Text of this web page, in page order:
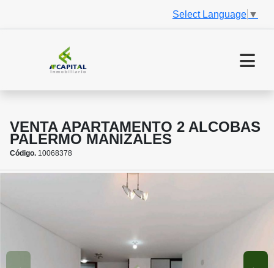
Select Language ▼
VENTA APARTAMENTO 2 ALCOBAS
PALERMO MANIZALES
Código. 10068378